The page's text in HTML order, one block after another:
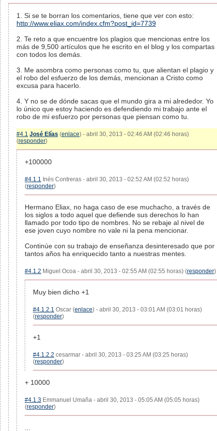
1. Si se te borran los comentarios, tiene que ver con esto:
http://www.eliax.com/index.cfm?post_id=7739
2. Te reto a que encuentre los plagios que mencionas entre los
más de 9,500 artículos que he escrito en el blog y los compartas
con todos los demás.
3. Me asombra como personas como tu, que alientan el plagio y
el robo del esfuerzo de los demás, mencionan a Cristo como
excusa para hacerlo.
4. Y no se de dónde sacas que el mundo gira a mi alrededor. Yo
lo único que estoy haciendo es defendiendo mi trabajo ante el
robo de mi esfuerzo por personas que piensan como tu.
#4.1 José Elías (enlace) - abril 30, 2013 - 02:46 AM (02:46 horas)
(responder)
+100000
#4.1.1 Inés Contreras - abril 30, 2013 - 02:52 AM (02:52 horas)
(responder)
Hermano Eliax, no haga caso de ese muchacho, a través de
los siglos a todo aquel que defiende sus derechos lo han
llamado por todo tipo de nombres. No se rebaje al nivel de
ese joven cuyo nombre no vale ni la pena mencionar.
Continúe con su trabajo de enseñanza desinteresado que por
tantos años ha enriquecido tanto a nuestras mentes.
#4.1.2 Miguel Ocoa - abril 30, 2013 - 02:55 AM (02:55 horas) (responder)
Muy bien dicho +1
#4.1.2.1 Oscar (enlace) - abril 30, 2013 - 03:01 AM (03:01 horas)
(responder)
+1
#4.1.2.2 cesarmar - abril 30, 2013 - 03:25 AM (03:25 horas)
(responder)
+ 10000
#4.1.3 Emmanuel Umaña - abril 30, 2013 - 05:05 AM (05:05 horas)
(responder)